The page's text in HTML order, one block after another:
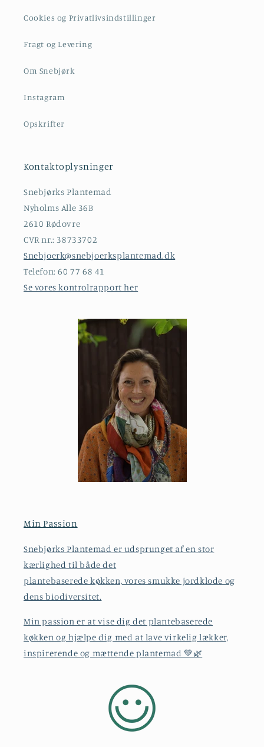
Cookies og Privatlivsindstillinger
Fragt og Levering
Om Snebjørk
Instagram
Opskrifter
Kontaktoplysninger
Snebjørks Plantemad
Nyholms Alle 36B
2610 Rødovre
CVR nr.: 38733702
Snebjoerk@snebjoerksplantemad.dk
Telefon: 60 77 68 41
Se vores kontrolrapport her
Min Passion
Snebjørks Plantemad er udsprunget af en stor
kærlighed til både det
plantebaserede køkken, vores smukke jordklode og
dens biodiversitet.
Min passion er at vise dig det plantebaserede
køkken og hjælpe dig med at lave virkelig lækker,
inspirerende og mættende plantemad 💚🌿